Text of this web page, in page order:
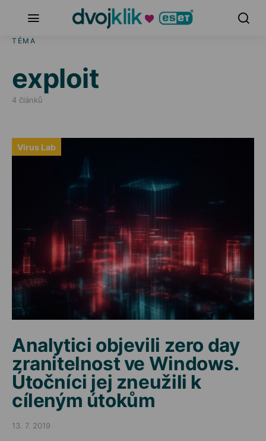
TÉMA
exploit
4 článků
Virus Lab
Analytici objevili zero day
zranitelnost ve Windows.
Útočníci jej zneužili k
cíleným útokům
Posted on
13. 7. 2019